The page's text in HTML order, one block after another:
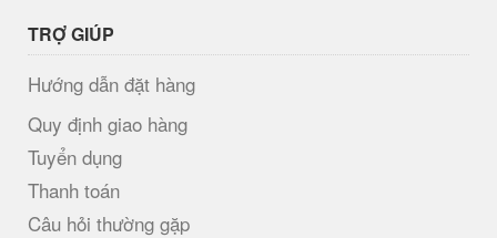
TRỢ GIÚP
Hướng dẫn đặt hàng
Quy định giao hàng
Tuyển dụng
Thanh toán
Câu hỏi thường gặp